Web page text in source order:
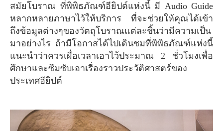
สมัยโบราณ ที่พิพิธภัณฑ์อียิปต์แห่งนี้ มี Audio Guide
หลากหลายภาษาไว้ให้บริการ ที่จะช่วยให้คุณได้เข้า
ถึงข้อมูลต่างๆของวัตถุโบราณแต่ละชิ้นว่ามีความเป็น
มาอย่างไร ถ้ามีโอกาสได้ไปเดินชมที่พิพิธภัณฑ์แห่งนี้
แนะนำว่าควรเผื่อเวลาเอาไว้ประมาณ 2 ชั่วโมงเพื่อ
ศึกษาและซึมซับเอาเรื่องราวประวัติศาสตร์ของ
ประเทศอียิปต์